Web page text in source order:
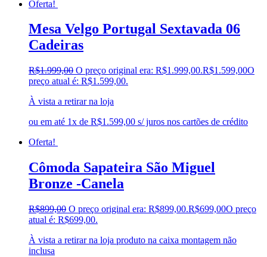
Oferta!
Mesa Velgo Portugal Sextavada 06
Cadeiras
R$1.999,00 O preço original era: R$1.999,00.R$1.599,00O
preço atual é: R$1.599,00.
À vista a retirar na loja
ou em até 1x de R$1.599,00 s/ juros nos cartões de crédito
Oferta!
Cômoda Sapateira São Miguel
Bronze -Canela
R$899,00 O preço original era: R$899,00.R$699,00O preço
atual é: R$699,00.
À vista a retirar na loja produto na caixa montagem não
inclusa